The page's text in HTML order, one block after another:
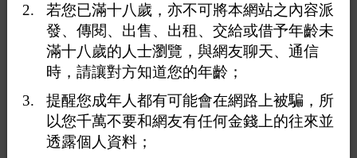
奔命，屏東縣政府2月27日就宣布，公墓內再發生火警即
依放火罪送辦。
屏東縣政府今天發布新聞稿表示，清明連假將進入掃墓高
峰期，為避免放火焚燒造成環境污染與影響安全，協調鄉
鎮市公所在清明節前完成除草作業、加強巡查，民政處也
會不定期派員稽查，呼籲民眾掃墓祭祖減少使用火源。
民政處指出，近日進行預防宣導，由鄉鎮市協助加強巡查
公墓，提醒民眾不要隨意放火除草或焚燒紙錢，同時協調
若您已滿十八歲，亦不可將本網站之內容派
發、傳閱、出售、出租、交給或借予年齡未
滿十八歲的人士瀏覽，與網友聊天、通信
時，請讓對方知道您的年齡；
提醒您成年人都有可能會在網路上被騙，所
以您千萬不要和網友有任何金錢上的往來並
透露個人資料；